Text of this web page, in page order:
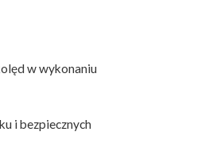
w wykonaniu
i bezpiecznych